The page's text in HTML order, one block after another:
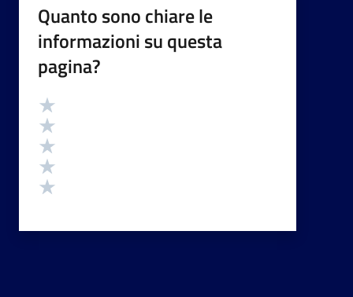
Quanto sono chiare le
informazioni su questa
pagina?
Valutazione